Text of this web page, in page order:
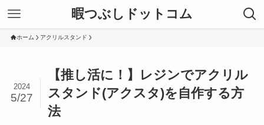
暇つぶしドットコム
ホーム アクリルスタンド
【推し活に！】レジンでアクリル
スタンド(アクスタ)を自作する方
法
2024
5/27